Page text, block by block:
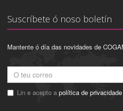
Suscríbete ó noso boletín
Mantente ó día das novidades de
Lin e acepto a política de privacidade